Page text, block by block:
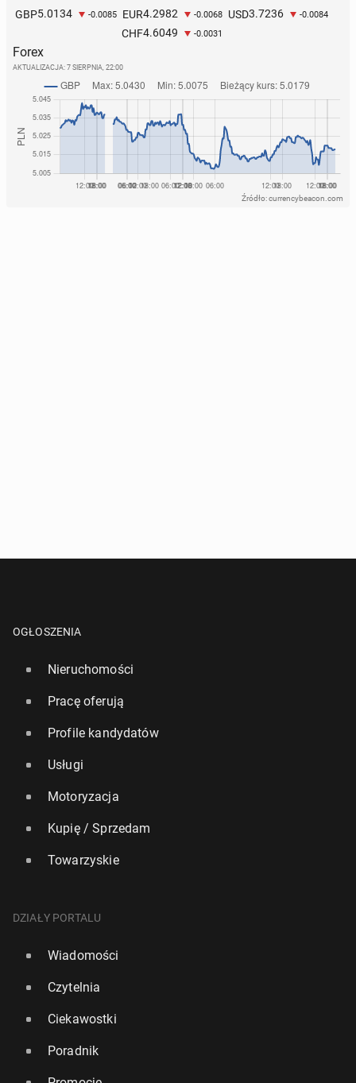
GBP5.0134 -0.0085 EUR4.2982 -0.0068 USD3.7236 -0.0084
CHF4.6049 -0.0031
Forex
AKTUALIZACJA: 7 SIERPNIA, 22:00
Źródło: currencybeacon.com
OGŁOSZENIA
Nieruchomości
Pracę oferują
Profile kandydatów
Usługi
Motoryzacja
Kupię / Sprzedam
Towarzyskie
DZIAŁY PORTALU
Wiadomości
Czytelnia
Ciekawostki
Poradnik